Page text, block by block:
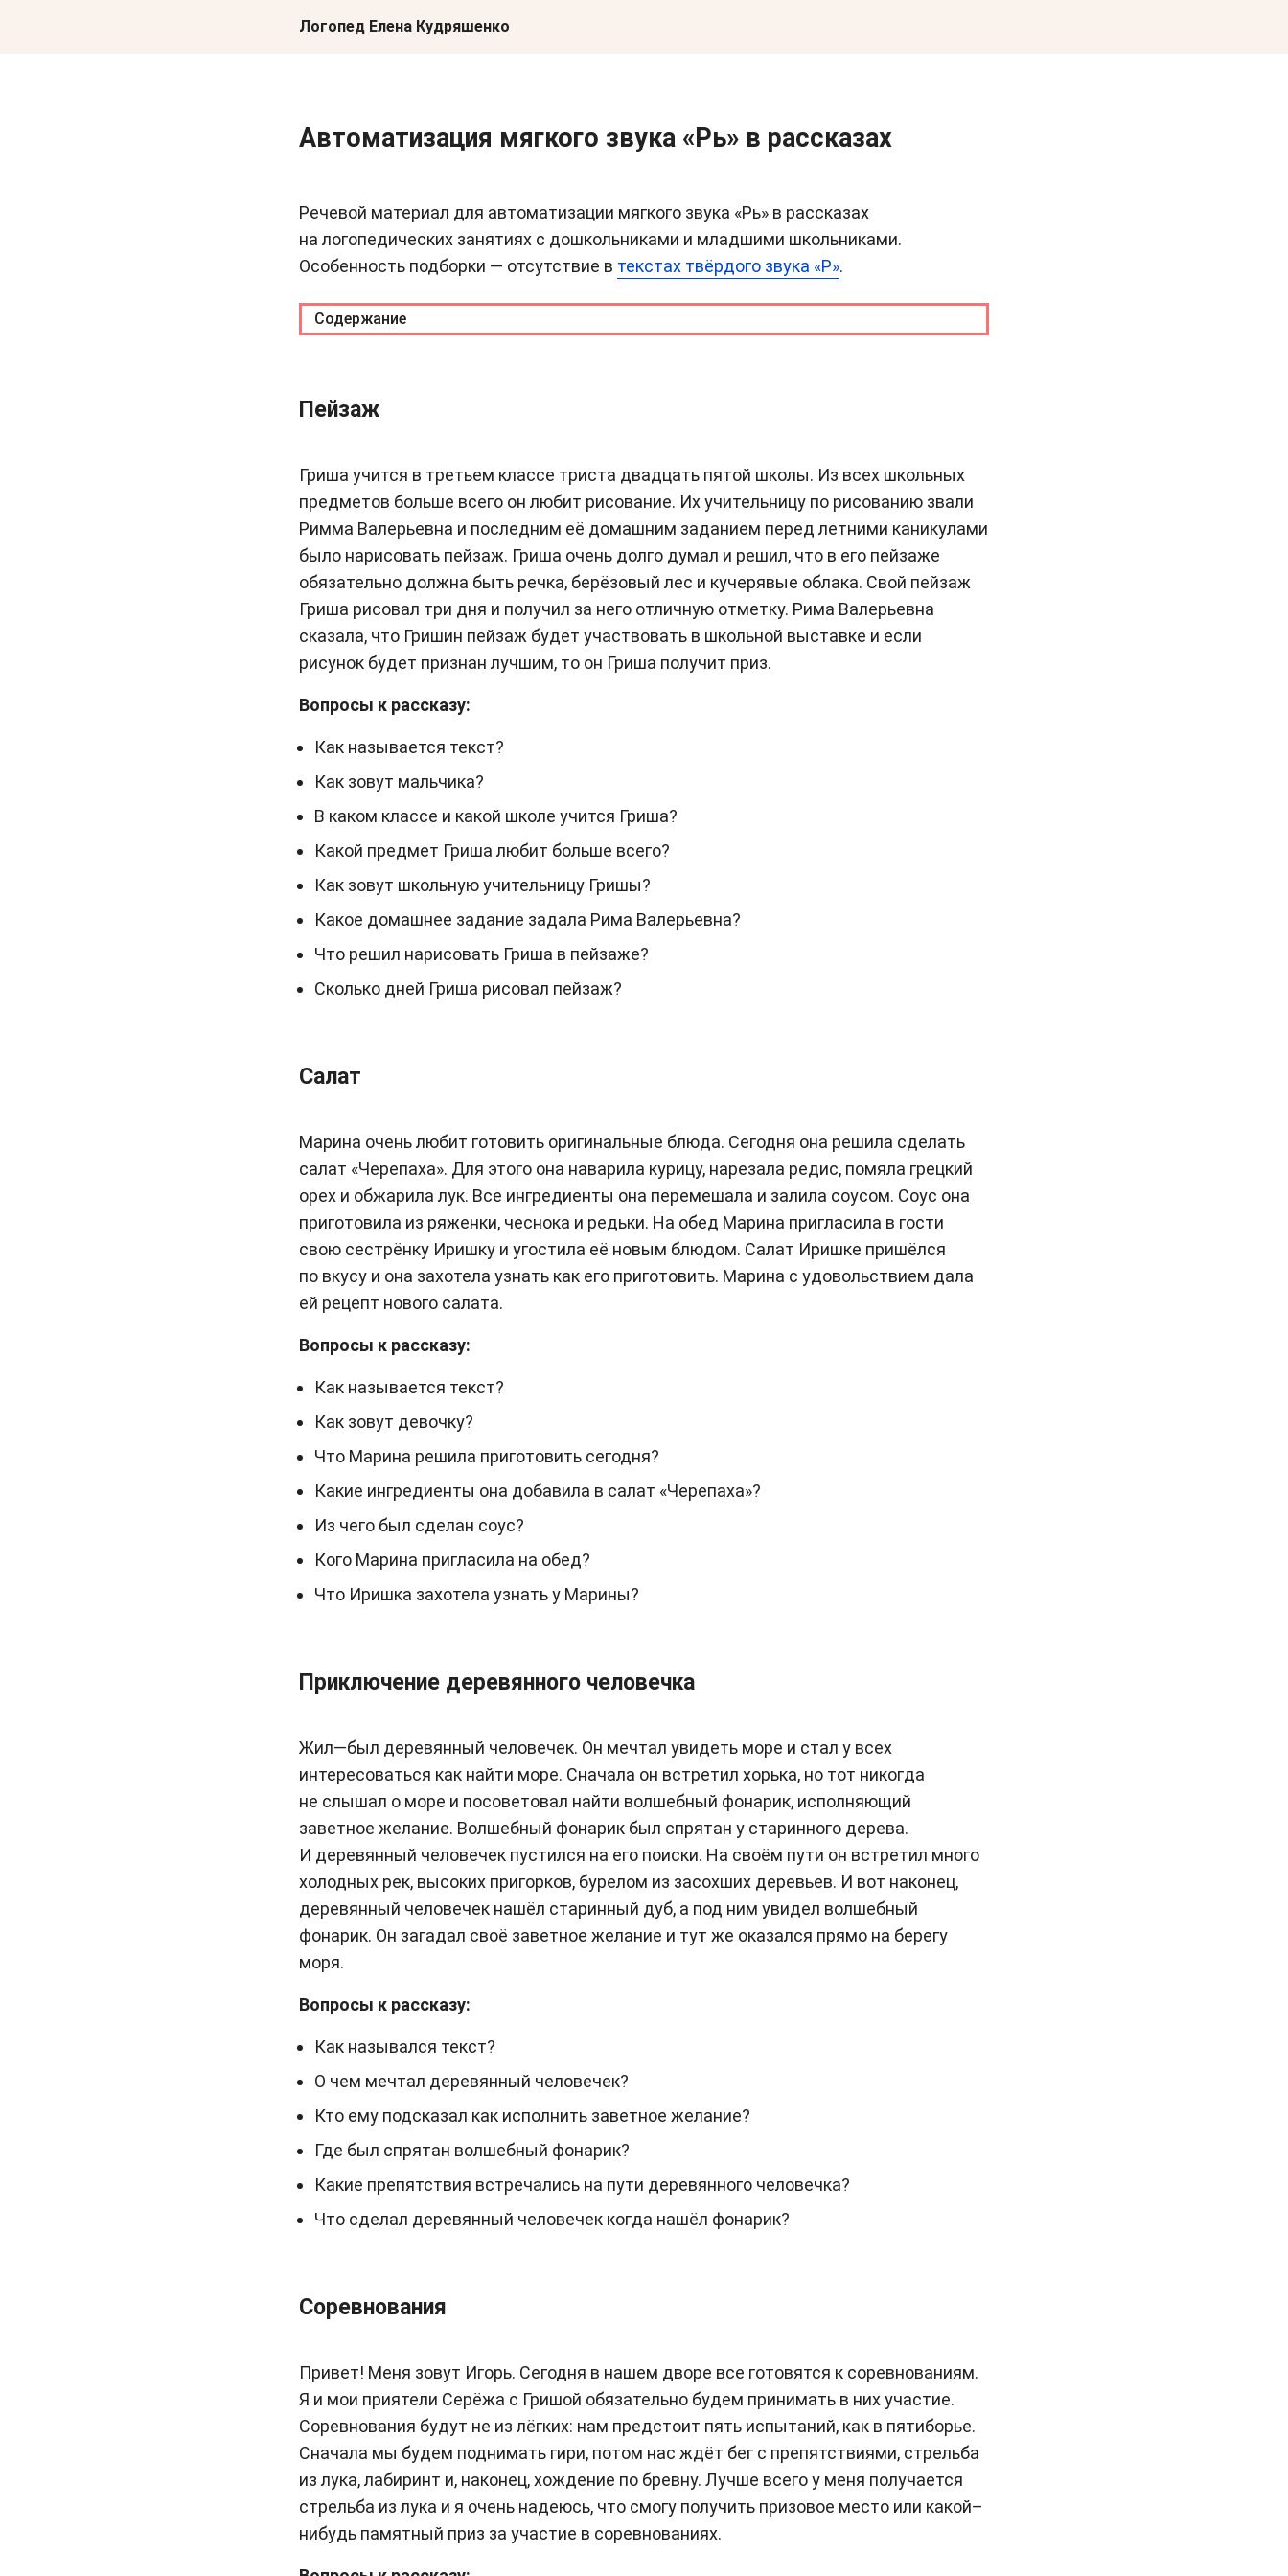
Логопед Елена Кудряшенко
Автоматизация мягкого звука «Рь» в рассказах
Речевой материал для автоматизации мягкого звука «Рь» в рассказах
на логопедических занятиях с дошкольниками и младшими школьниками.
Особенность подборки — отсутствие в текстах твёрдого звука «Р».
Содержание
Пейзаж
Гриша учится в третьем классе триста двадцать пятой школы. Из всех школьных
предметов больше всего он любит рисование. Их учительницу по рисованию звали
Римма Валерьевна и последним её домашним заданием перед летними каникулами
было нарисовать пейзаж. Гриша очень долго думал и решил, что в его пейзаже
обязательно должна быть речка, берёзовый лес и кучерявые облака. Свой пейзаж
Гриша рисовал три дня и получил за него отличную отметку. Рима Валерьевна
сказала, что Гришин пейзаж будет участвовать в школьной выставке и если
рисунок будет признан лучшим, то он Гриша получит приз.
Вопросы к рассказу:
Как называется текст?
Как зовут мальчика?
В каком классе и какой школе учится Гриша?
Какой предмет Гриша любит больше всего?
Как зовут школьную учительницу Гришы?
Какое домашнее задание задала Рима Валерьевна?
Что решил нарисовать Гриша в пейзаже?
Сколько дней Гриша рисовал пейзаж?
Салат
Марина очень любит готовить оригинальные блюда. Сегодня она решила сделать
салат «Черепаха». Для этого она наварила курицу, нарезала редис, помяла грецкий
орех и обжарила лук. Все ингредиенты она перемешала и залила соусом. Соус она
приготовила из ряженки, чеснока и редьки. На обед Марина пригласила в гости
свою сестрёнку Иришку и угостила её новым блюдом. Салат Иришке пришёлся
по вкусу и она захотела узнать как его приготовить. Марина с удовольствием дала
ей рецепт нового салата.
Вопросы к рассказу:
Как называется текст?
Как зовут девочку?
Что Марина решила приготовить сегодня?
Какие ингредиенты она добавила в салат «Черепаха»?
Из чего был сделан соус?
Кого Марина пригласила на обед?
Что Иришка захотела узнать у Марины?
Приключение деревянного человечка
Жил—был деревянный человечек. Он мечтал увидеть море и стал у всех
интересоваться как найти море. Сначала он встретил хорька, но тот никогда
не слышал о море и посоветовал найти волшебный фонарик, исполняющий
заветное желание. Волшебный фонарик был спрятан у старинного дерева.
И деревянный человечек пустился на его поиски. На своём пути он встретил много
холодных рек, высоких пригорков, бурелом из засохших деревьев. И вот наконец,
деревянный человечек нашёл старинный дуб, а под ним увидел волшебный
фонарик. Он загадал своё заветное желание и тут же оказался прямо на берегу
моря.
Вопросы к рассказу:
Как назывался текст?
О чем мечтал деревянный человечек?
Кто ему подсказал как исполнить заветное желание?
Где был спрятан волшебный фонарик?
Какие препятствия встречались на пути деревянного человечка?
Что сделал деревянный человечек когда нашёл фонарик?
Соревнования
Привет! Меня зовут Игорь. Сегодня в нашем дворе все готовятся к соревнованиям.
Я и мои приятели Серёжа с Гришой обязательно будем принимать в них участие.
Соревнования будут не из лёгких: нам предстоит пять испытаний, как в пятиборье.
Сначала мы будем поднимать гири, потом нас ждёт бег с препятствиями, стрельба
из лука, лабиринт и, наконец, хождение по бревну. Лучше всего у меня получается
стрельба из лука и я очень надеюсь, что смогу получить призовое место или какой–
нибудь памятный приз за участие в соревнованиях.